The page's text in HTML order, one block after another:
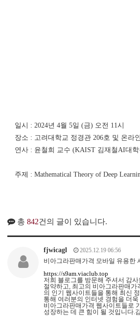
일시 : 2024년 4월 5일 (금) 오전 11시
장소 : 고려대학교 정경관 206호 및 온라
연사 : 윤철희 교수 (KAIST 김재철AI대학
주제 : Mathematical Theory of Deep
총 842건의 글이 있습니다.
fjwicagl 2025.12.19 06:56
비아그라판매가격 모바일 유용한
https://s9am.viaclub.top
저희 블로그를 방문해 주셔서 감
절약하고, 최고의 비아그라판매
의 인기 웹사이트들을 통해 최신
통해 여러분의 인터넷 경험을 더
비아그라판매가격 웹사이트들로
성장하는 데 큰 힘이 될 것입니다.